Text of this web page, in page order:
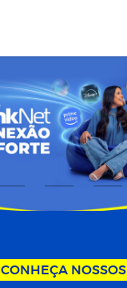
CONHEÇA NOSSOS